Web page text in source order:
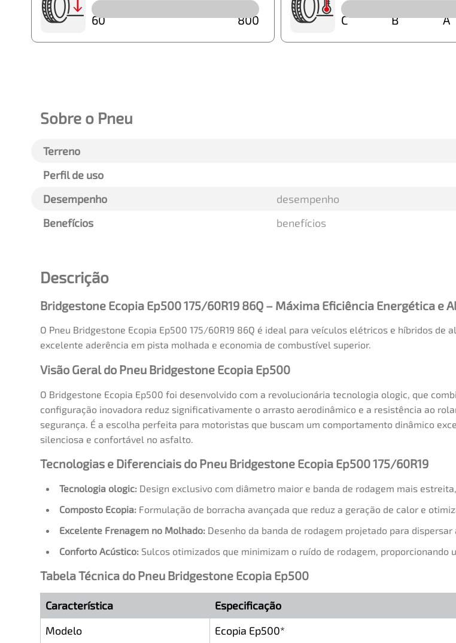
60 800 C B A
Sobre o Pneu
Terreno
Perfil de uso
Desempenho
desempenho
Benefícios
benefícios
Descrição
Bridgestone Ecopia Ep500 175/60R19 86Q – Máxima Eficiência Energética e
O Pneu Bridgestone Ecopia Ep500 175/60R19 86Q é ideal para veículos elétricos e híbridos
excelente aderência em pista molhada e economia de combustível superior.
Visão Geral do Pneu Bridgestone Ecopia Ep500
O Bridgestone Ecopia Ep500 foi desenvolvido com a revolucionária tecnologia ologic, que
configuração inovadora reduz significativamente o arrasto aerodinâmico e a resistência ao
segurança. É a escolha perfeita para motoristas que buscam um comportamento dinâmico
silenciosa e confortável no asfalto.
Tecnologias e Diferenciais do Pneu Bridgestone Ecopia Ep500 175/60R19
Tecnologia ologic: Design exclusivo com diâmetro maior e banda de rodagem mais
Composto Ecopia: Formulação de borracha avançada que reduz a geração de calor e
Excelente Frenagem no Molhado: Desenho da banda de rodagem projetado para
Conforto Acústico: Sulcos otimizados que minimizam o ruído de rodagem, proporcionando
Tabela Técnica do Pneu Bridgestone Ecopia Ep500
Característica
Especificação
Modelo
Ecopia Ep500*